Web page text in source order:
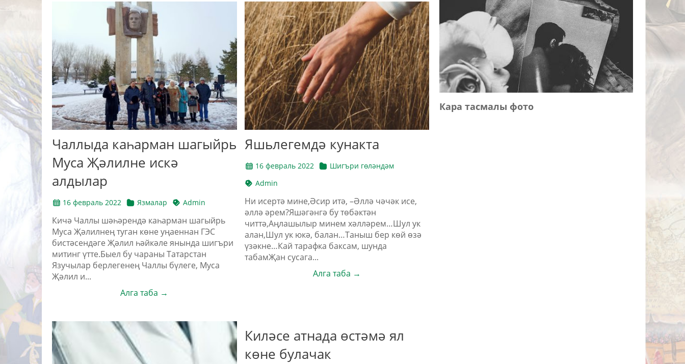
Чаллыда каһарман шагыйрь
Муса Җәлилне искә
алдылар
16 февраль 2022 Язмалар Admin
Кичә Чаллы шәһәрендә каһарман шагыйрь
Муса Җәлилнең туган көне уңаеннан ГЭС
бистәсендәге Җәлил һәйкәле янында шигъри
митинг үтте.Быел бу чараны Татарстан
Язучылар берлегенең Чаллы бүлеге, Муса
Җәлил и...
Алга таба →
Яшьлегемдә кунакта
16 февраль 2022
Шигъри гөләндәм
Admin
Ни исертә мине,Әсир итә, –Әллә чәчәк исе,
әллә әрем?Яшәгәнгә бу төбәктән
читтә,Аңлашылыр минем хәлләрем…Шул ук
алан,Шул ук юкә, балан…Таныш бер көй өзә
үзәкне…Кай тарафка баксам, шунда
табамҖан сусага...
Алга таба →
Киләсе атнада өстәмә ял
көне булачак
Кара тасмалы фото